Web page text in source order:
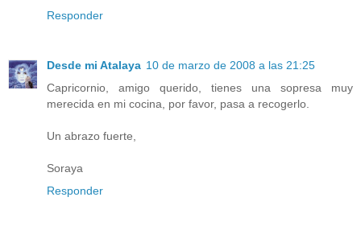
Responder
Desde mi Atalaya 10 de marzo de 2008 a las 21:25
Capricornio, amigo querido, tienes una sopresa muy
merecida en mi cocina, por favor, pasa a recogerlo.
Un abrazo fuerte,
Soraya
Responder